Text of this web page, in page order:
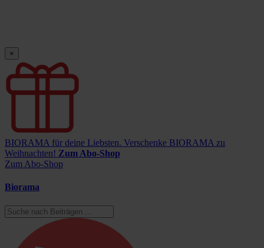
×
BIORAMA für deine Liebsten. Verschenke BIORAMA zu
Weihnachten! Zum Abo-Shop
Zum Abo-Shop
Biorama